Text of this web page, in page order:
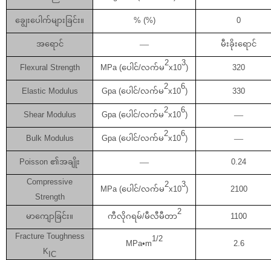
ချွေးပေါက်များခြင်း။ % (%) 0
အရောင် — မီးခိုးရောင်
Flexural Strength MPa (ပေါင်/လက်မ
2
x10
3
) 320
Elastic Modulus Gpa (ပေါင်/လက်မ
2
x10
6
) 330
Shear Modulus Gpa (ပေါင်/လက်မ
2
x10
6
) —
Bulk Modulus Gpa (ပေါင်/လက်မ
2
x10
6
) —
Poisson ၏အချိုး — 0.24
Compressive
Strength
MPa (ပေါင်/လက်မ
2
x10
3
) 2100
မာကျောခြင်း။ ကီလိုဂရမ်/မီလီမီတာ
2
1100
Fracture Toughness
K IC
MPa•m
1/2
2.6